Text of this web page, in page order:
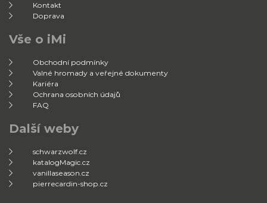
Kontakt
Doprava
Vše o iMi
Obchodní podmínky
Valné hromady a veřejné dokumenty
Kariéra
Ochrana osobních údajů
FAQ
Další weby
schwarzwolf.cz
katalogMagic.cz
vanillaseason.cz
pierrecardin-shop.cz